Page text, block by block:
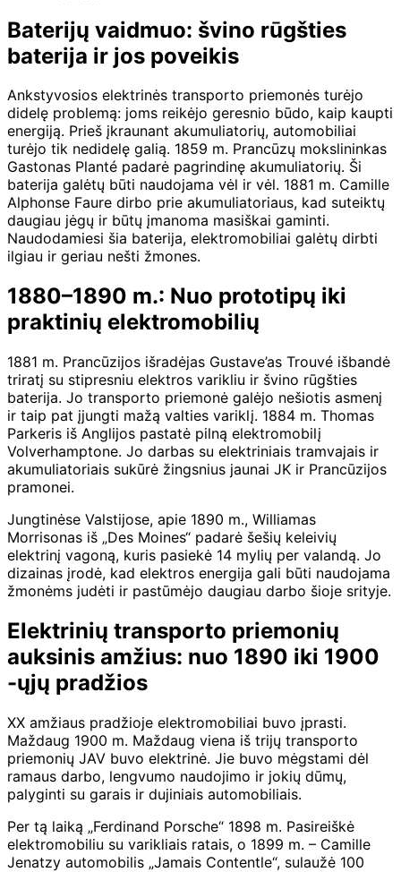
Baterijų vaidmuo: švino rūgšties
baterija ir jos poveikis
Ankstyvosios elektrinės transporto priemonės turėjo
didelę problemą: joms reikėjo geresnio būdo, kaip kaupti
energiją. Prieš įkraunant akumuliatorių, automobiliai
turėjo tik nedidelę galią. 1859 m. Prancūzų mokslininkas
Gastonas Planté padarė pagrindinę akumuliatorių. Ši
baterija galėtų būti naudojama vėl ir vėl. 1881 m. Camille
Alphonse Faure dirbo prie akumuliatoriaus, kad suteiktų
daugiau jėgų ir būtų įmanoma masiškai gaminti.
Naudodamiesi šia baterija, elektromobiliai galėtų dirbti
ilgiau ir geriau nešti žmones.
1880–1890 m.: Nuo prototipų iki
praktinių elektromobilių
1881 m. Prancūzijos išradėjas Gustave’as Trouvé išbandė
triratį su stipresniu elektros varikliu ir švino rūgšties
baterija. Jo transporto priemonė galėjo nešiotis asmenį
ir taip pat įjungti mažą valties variklį. 1884 m. Thomas
Parkeris iš Anglijos pastatė pilną elektromobilį
Volverhamptone. Jo darbas su elektriniais tramvajais ir
akumuliatoriais sukūrė žingsnius jaunai JK ir Prancūzijos
pramonei.
Jungtinėse Valstijose, apie 1890 m., Williamas
Morrisonas iš „Des Moines“ padarė šešių keleivių
elektrinį vagoną, kuris pasiekė 14 mylių per valandą. Jo
dizainas įrodė, kad elektros energija gali būti naudojama
žmonėms judėti ir pastūmėjo daugiau darbo šioje srityje.
Elektrinių transporto priemonių
auksinis amžius: nuo 1890 iki 1900
-ųjų pradžios
XX amžiaus pradžioje elektromobiliai buvo įprasti.
Maždaug 1900 m. Maždaug viena iš trijų transporto
priemonių JAV buvo elektrinė. Jie buvo mėgstami dėl
ramaus darbo, lengvumo naudojimo ir jokių dūmų,
palyginti su garais ir dujiniais automobiliais.
Per tą laiką „Ferdinand Porsche“ 1898 m. Pasireiškė
elektromobiliu su varikliais ratais, o 1899 m. – Camille
Jenatzy automobilis „Jamais Contentle“, sulaužė 100